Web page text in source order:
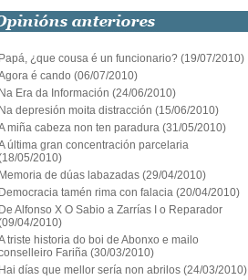
Papá, ¿que cousa é un funcionario? (19/07/2010)
é cando (06/07/2010)
Na Era da Información (24/06/2010)
Na depresión moita distracción (15/06/2010)
miña cabeza non ten paradura (31/05/2010)
última gran concentración parcelaria
05/2010)
Memoria de dúas labazadas (29/04/2010)
Democracia tamén rima con falacia (20/04/2010)
De Alfonso X O Sabio a Zarrías I o Reparador
04/2010)
triste historia do boi de Abonxo e mailo
Fariña (30/03/2010)
Hai días que mellor sería non abrilos (24/03/2010)